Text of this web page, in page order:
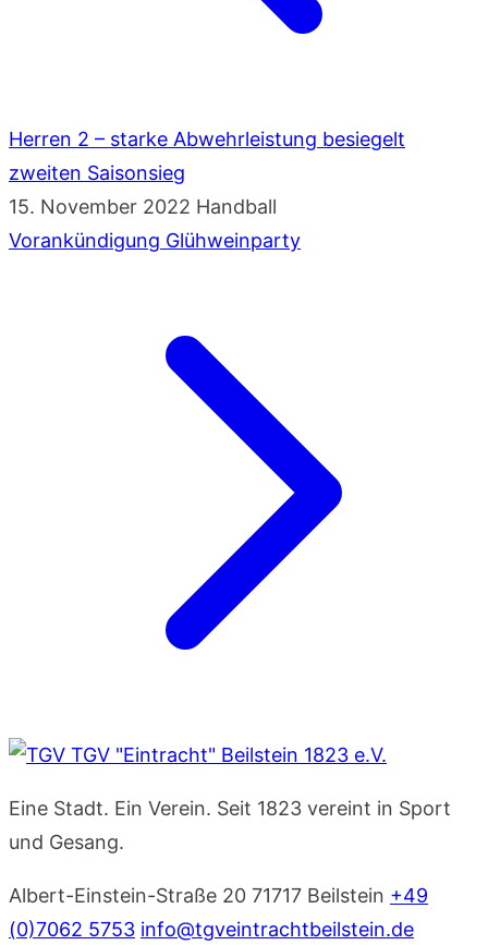
Herren 2 – starke Abwehrleistung besiegelt
zweiten Saisonsieg
15. November 2022 Handball
Vorankündigung Glühweinparty
TGV "Eintracht" Beilstein 1823 e.V.
Eine Stadt. Ein Verein. Seit 1823 vereint in Sport
und Gesang.
Albert-Einstein-Straße 20 71717 Beilstein +49
(0)7062 5753 info@tgveintrachtbeilstein.de